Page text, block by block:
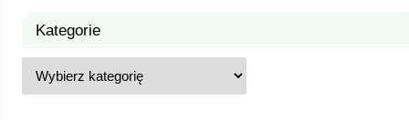
Kategorie